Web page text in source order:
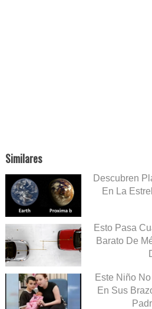
Similares
Descubren
En La
Esto Pasa
Barato De
Este Niño
En Sus